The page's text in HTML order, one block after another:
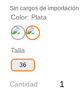
Sin cargos de
Color: Plata
Talla
36
Cantidad